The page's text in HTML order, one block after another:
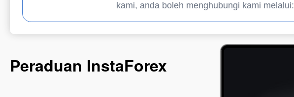
kami, anda boleh menghubungi kami melalui:
Peraduan InstaForex